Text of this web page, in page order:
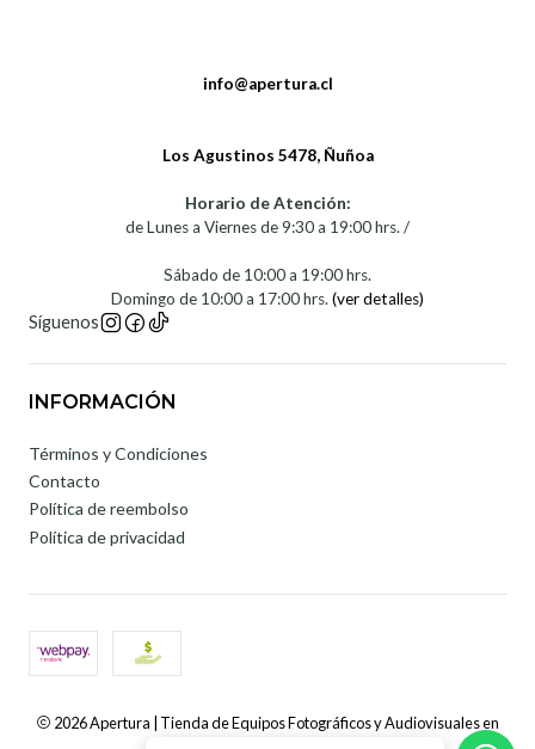
info@apertura.cl
Los Agustinos 5478, Ñuñoa
Horario de Atención:
de Lunes a Viernes de 9:30 a 19:00 hrs. /
Sábado de 10:00 a 19:00 hrs.
Domingo de 10:00 a 17:00 hrs.(ver detalles)
Síguenos
INFORMACIÓN
Términos y Condiciones
Contacto
Política de reembolso
Política de privacidad
2026 Apertura | Tienda de Equipos Fotográficos y Audiovisuales en